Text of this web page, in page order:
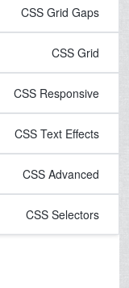
CSS Grid Gaps
CSS Grid
CSS Responsive
CSS Text Effects
CSS Advanced
CSS Selectors